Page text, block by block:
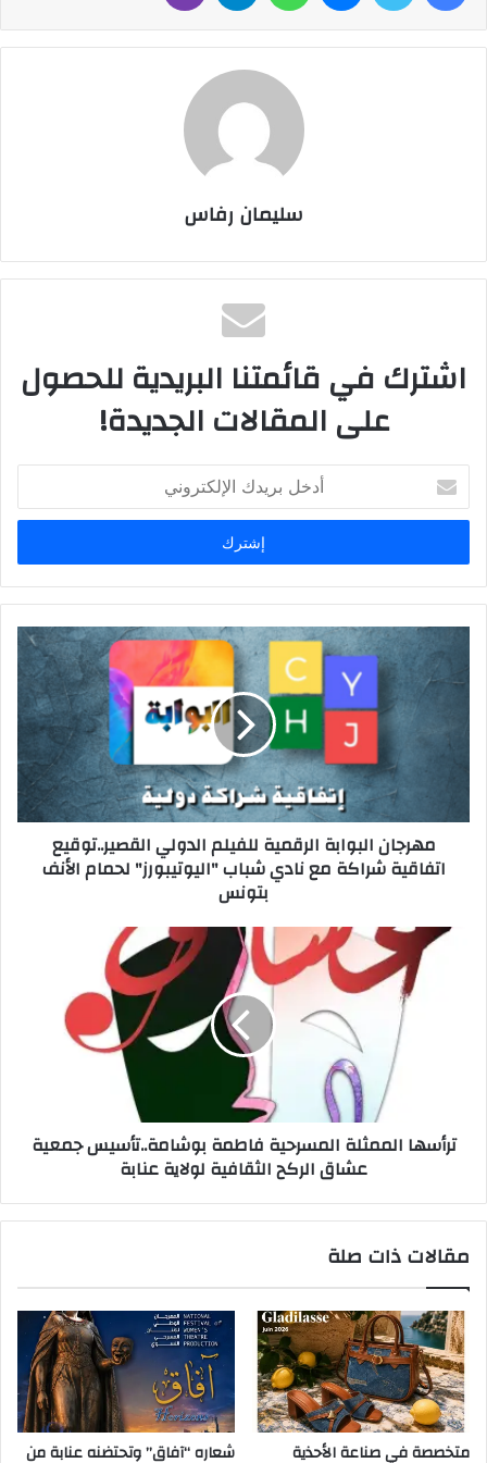
سليمان رفاس
اشترك في قائمتنا البريدية للحصول
على المقالات الجديدة!
بريدك
الإلكتروني
مهرجان البوابة الرقمية للفيلم الدولي القصير..توقيع
اتفاقية شراكة مع نادي شباب "اليوتيبورز" لحمام الأنف
بتونس
ترأسها الممثلة المسرحية فاطمة بوشامة..تأسيس جمعية
عشاق الركح الثقافية لولاية عنابة
مقالات ذات صلة
متخصصة في صناعة الأحذية شعاره “آفاق” وتحتضنه عنابة من